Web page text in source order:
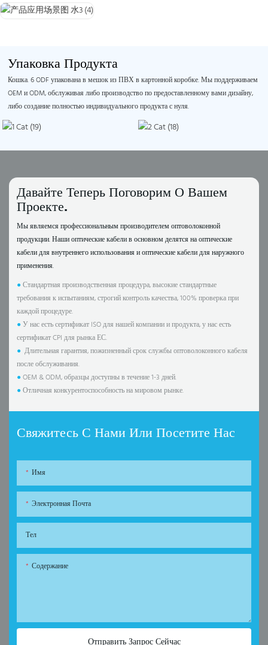
Упаковка Продукта
Кошка. 6 ODF упакована в мешок из ПВХ в картонной коробке. Мы поддерживаем
OEM и ODM, обслуживая либо производство по предоставленному вами дизайну,
либо создание полностью индивидуального продукта с нуля.
Давайте Теперь Поговорим О Вашем
Проекте.
Мы являемся профессиональным производителем оптоволоконной
продукции. Наши оптические кабели в основном делятся на оптические
кабели для внутреннего использования и оптические кабели для наружного
применения.
●Стандартная производственная процедура, высокие стандартные
требования к испытаниям, строгий контроль качества, 100% проверка при
каждой процедуре.
●У нас есть сертификат ISO для нашей компании и продукта, у нас есть
сертификат CPI для рынка ЕС.
● Длительная гарантия, пожизненный срок службы оптоволоконного кабеля
после обслуживания.
●OEM & ODM, образцы доступны в течение 1-3 дней.
●Отличная конкурентоспособность на мировом рынке.
Свяжитесь С Нами Или Посетите Нас
Имя
Электронная Почта
Тел
Содержание
Отправить Запрос Сейчас